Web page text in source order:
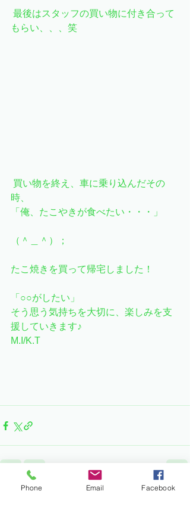
もらい、、、笑
時、
「俺、たこやきが食べたい・・・」
（＾＿＾）；
たこ焼きを買って帰宅しました！
「○○がしたい」
そう思う気持ちを大切に、楽しみを支
援していきます♪
M.I/K.T
最新記事 すべて表示
Phone Email Facebook